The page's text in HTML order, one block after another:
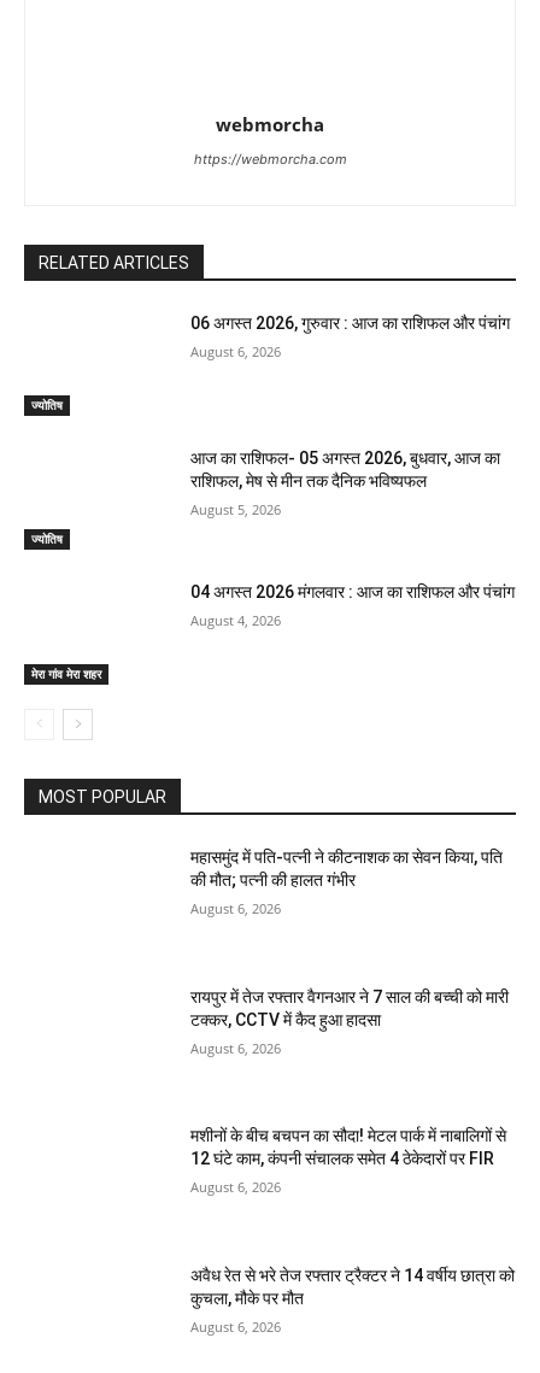
webmorcha
https://webmorcha.com
RELATED ARTICLES
ज्योतिष
06 अगस्त 2026, गुरुवार : आज का राशिफल और पंचांग
August 6, 2026
ज्योतिष
आज का राशिफल- 05 अगस्त 2026, बुधवार, आज का
राशिफल, मेष से मीन तक दैनिक भविष्यफल
August 5, 2026
मेरा गांव मेरा शहर
04 अगस्त 2026 मंगलवार : आज का राशिफल और पंचांग
August 4, 2026
MOST POPULAR
महासमुंद में पति-पत्नी ने कीटनाशक का सेवन किया, पति
की मौत; पत्नी की हालत गंभीर
August 6, 2026
रायपुर में तेज रफ्तार वैगनआर ने 7 साल की बच्ची को मारी
टक्कर, CCTV में कैद हुआ हादसा
August 6, 2026
मशीनों के बीच बचपन का सौदा! मेटल पार्क में नाबालिगों से
12 घंटे काम, कंपनी संचालक समेत 4 ठेकेदारों पर FIR
August 6, 2026
अवैध रेत से भरे तेज रफ्तार ट्रैक्टर ने 14 वर्षीय छात्रा को
कुचला, मौके पर मौत
August 6, 2026